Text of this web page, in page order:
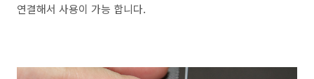
연결해서 사용이 가능 합니다.